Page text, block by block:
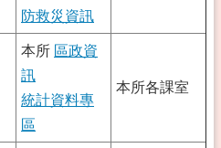
防救災資訊
本所 區政資
訊
統計資料專
區
本所各課室